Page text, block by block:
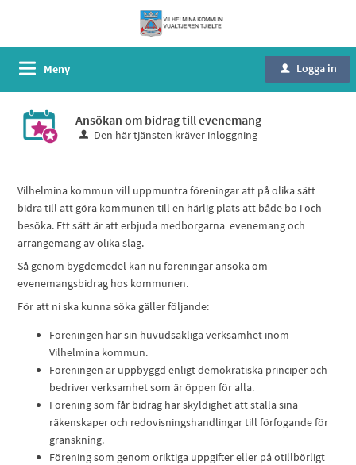
Meny u Logga in
Ansökan om bidrag till evenemang
Den här tjänsten kräver inloggning
Vilhelmina kommun vill uppmuntra föreningar att på olika sätt
bidra till att göra kommunen till en härlig plats att både bo i och
besöka. Ett sätt är att erbjuda medborgarna evenemang och
arrangemang av olika slag.
Så genom bygdemedel kan nu föreningar ansöka om
evenemangsbidrag hos kommunen.
För att ni ska kunna söka gäller följande:
Föreningen har sin huvudsakliga verksamhet inom
Vilhelmina kommun.
Föreningen är uppbyggd enligt demokratiska principer och
bedriver verksamhet som är öppen för alla.
Förening som får bidrag har skyldighet att ställa sina
räkenskaper och redovisnings­handlingar till förfogande för
granskning.
Förening som genom oriktiga uppgifter eller på otillbörligt